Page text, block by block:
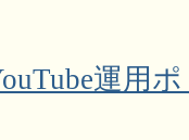
運用